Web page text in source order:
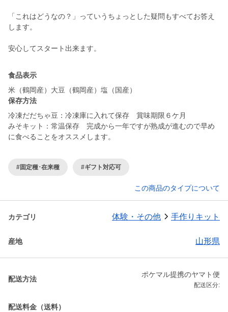
「これはどうなの？」っていうちょっとした疑問もすべてお答え
します。
安心してスタート出来ます。
食品表示
米（鶴岡産）大豆（鶴岡産）塩（国産）
保存方法
冷凍だだちゃ豆：冷凍庫に入れて保存 賞味期限６ケ月
みそキット：常温保存 完成から一年ですが熟成が進むので早め
に食べることをオススメします。
#固定種･在来種 #ギフト対応可
この商品のタイプについて
カテゴリ 体験・その他 手作りキット
産地 山形県
配送方法
ポケマル提携のヤマト便
配送区分:
配送料金（送料）